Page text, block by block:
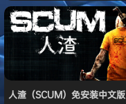
人渣（SCUM）免安装中文版